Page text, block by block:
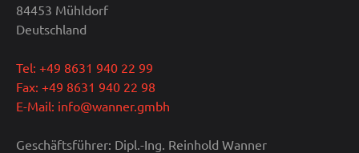
84453 Mühldorf
Deutschland
Tel: +49 8631 940 22 99
Fax: +49 8631 940 22 98
E-Mail: info@wanner.gmbh
Geschäftsführer: Dipl.-Ing. Reinhold Wanner